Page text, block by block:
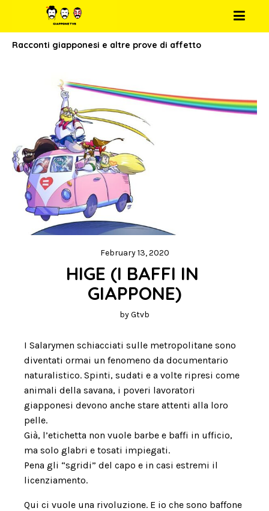
Racconti giapponesi e altre prove di affetto
February 13, 2020
HIGE (I BAFFI IN
GIAPPONE)
byGtvb
I Salarymen schiacciati sulle metropolitane sono
diventati ormai un fenomeno da documentario
naturalistico. Spinti, sudati e a volte ripresi come
animali della savana, i poveri lavoratori
giapponesi devono anche stare attenti alla loro
pelle.
Già, l’etichetta non vuole barbe e baffi in ufficio,
ma solo glabri e tosati impiegati.
Pena gli “sgridi” del capo e in casi estremi il
licenziamento.
Qui ci vuole una rivoluzione. E io che sono baffone